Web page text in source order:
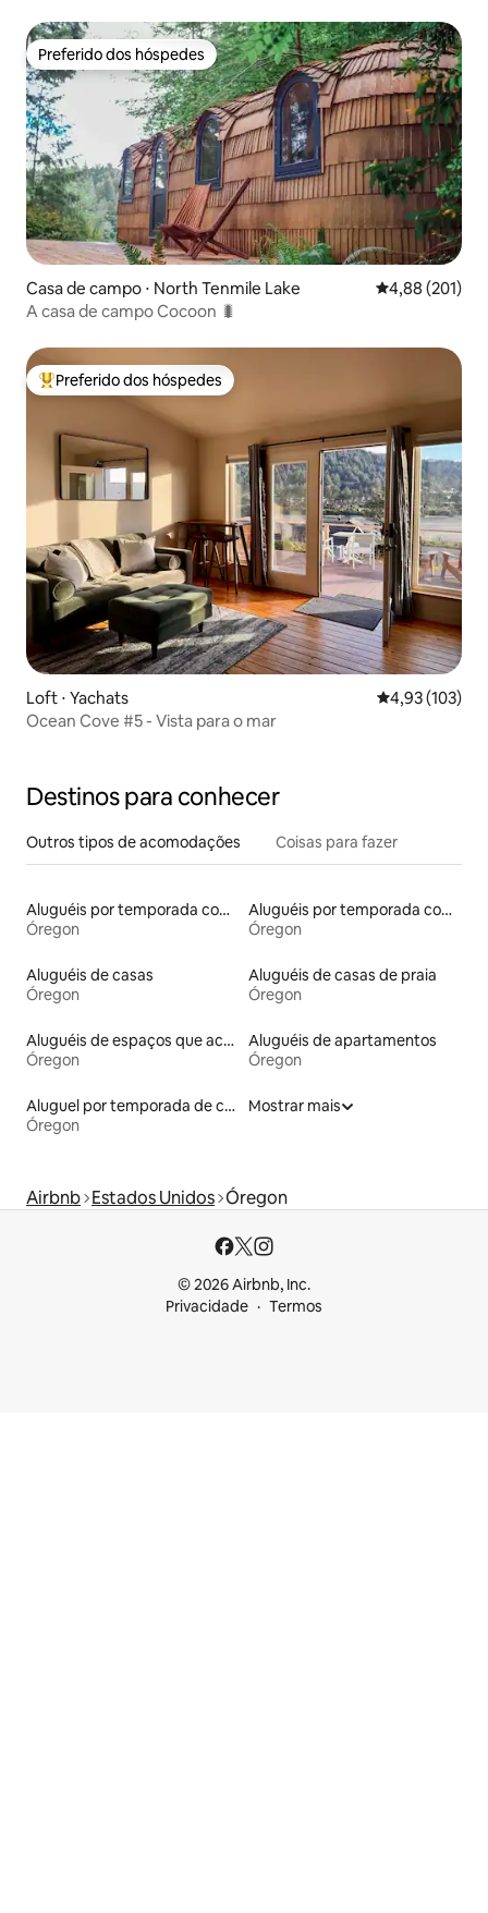
Preferido dos hóspedes
Preferido dos hóspedes
Casa de campo ⋅ North Tenmile Lake 4,88 de uma
4,88 (201)
A casa de campo Cocoon 🐛
Entre os melhores preferidos dos hóspedes
Preferido dos hóspedes
Loft ⋅ Yachats 4,93 de uma
4,93 (103)
Ocean Cove #5 - Vista para o mar
Destinos para conhecer
Outros tipos de acomodações Coisas para fazer
Aluguéis por temporada com banheiro para PCD
Óregon
Aluguéis por temporada com suítes privativas
Óregon
Aluguéis de casas
Óregon
Aluguéis de casas de praia
Óregon
Aluguéis de espaços que aceitam animais de estimação
Óregon
Aluguéis de apartamentos
Óregon
Aluguel por temporada de casas de veraneio
Óregon
Mostrar mais
Airbnb Estados Unidos Óregon
© 2026 Airbnb, Inc.
Privacidade
Termos